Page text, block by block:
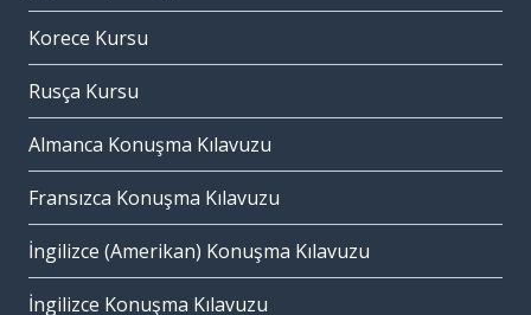
Korece Kursu
Rusça Kursu
Almanca Konuşma Kılavuzu
Fransızca Konuşma Kılavuzu
İngilizce (Amerikan) Konuşma Kılavuzu
İngilizce Konuşma Kılavuzu